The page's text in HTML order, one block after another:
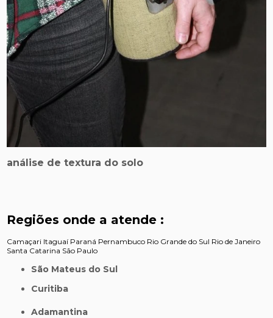
análise de textura do solo
Regiões onde a atende :
Camaçari Itaguaí Paraná Pernambuco Rio Grande do Sul Rio de Janeiro
Santa Catarina São Paulo
São Mateus do Sul
Curitiba
Adamantina